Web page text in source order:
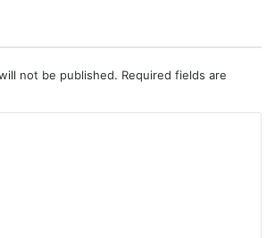
not be published. Required fields are